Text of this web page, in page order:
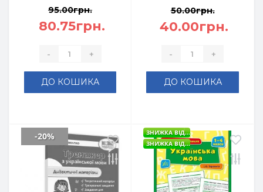
95.00грн.
80.75грн.
- +
ДО КОШИКА
50.00грн.
40.00грн.
- +
ДО КОШИКА
-20%
ЗНИЖКА ВІД...
ЗНИЖКА ВІД...